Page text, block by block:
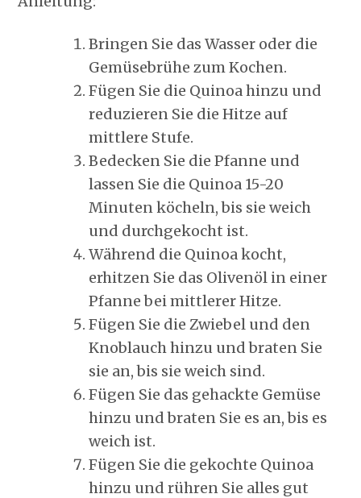
Bringen Sie das Wasser oder die
Gemüsebrühe zum Kochen.
Fügen Sie die Quinoa hinzu und
reduzieren Sie die Hitze auf
mittlere Stufe.
Bedecken Sie die Pfanne und
lassen Sie die Quinoa 15-20
Minuten köcheln, bis sie weich
und durchgekocht ist.
Während die Quinoa kocht,
erhitzen Sie das Olivenöl in einer
Pfanne bei mittlerer Hitze.
Fügen Sie die Zwiebel und den
Knoblauch hinzu und braten Sie
sie an, bis sie weich sind.
Fügen Sie das gehackte Gemüse
hinzu und braten Sie es an, bis es
weich ist.
Fügen Sie die gekochte Quinoa
hinzu und rühren Sie alles gut